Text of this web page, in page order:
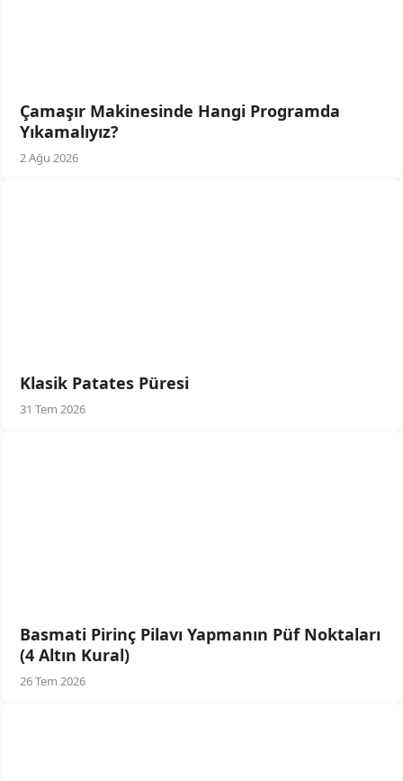
Çamaşır Makinesinde Hangi Programda
Yıkamalıyız?
2 Ağu 2026
Klasik Patates Püresi
31 Tem 2026
Basmati Pirinç Pilavı Yapmanın Püf Noktaları
(4 Altın Kural)
26 Tem 2026